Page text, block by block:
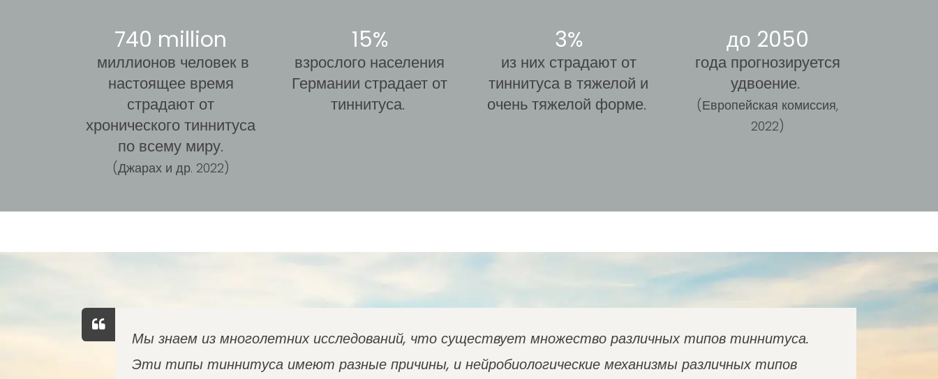
740 million
миллионов человек в
настоящее время
страдают от
хронического тиннитуса
по всему миру.
(Джарах и др. 2022)
15%
взрослого населения
Германии страдает от
тиннитуса.
3%
из них страдают от
тиннитуса в тяжелой и
очень тяжелой форме.
до 2050
года прогнозируется
удвоение.
(Европейская комиссия,
2022)
Мы знаем из многолетних исследований, что существует множество различных типов тиннитуса.
Эти типы тиннитуса имеют разные причины, и нейробиологические механизмы различных типов